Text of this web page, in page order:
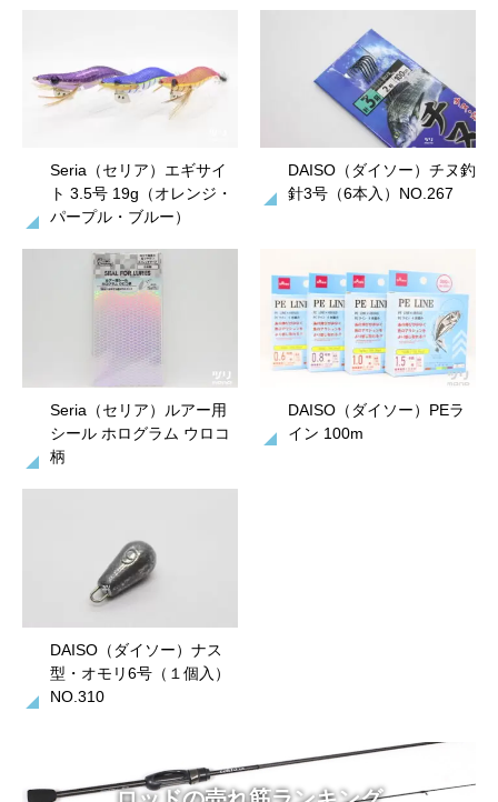
Seria（セリア）エギサイ
ト 3.5号 19g（オレンジ・
パープル・ブルー）
DAISO（ダイソー）チヌ釣
針3号（6本入）NO.267
Seria（セリア）ルアー用
シール ホログラム ウロコ
柄
DAISO（ダイソー）PEラ
イン 100m
DAISO（ダイソー）ナス
型・オモリ6号（１個入）
NO.310